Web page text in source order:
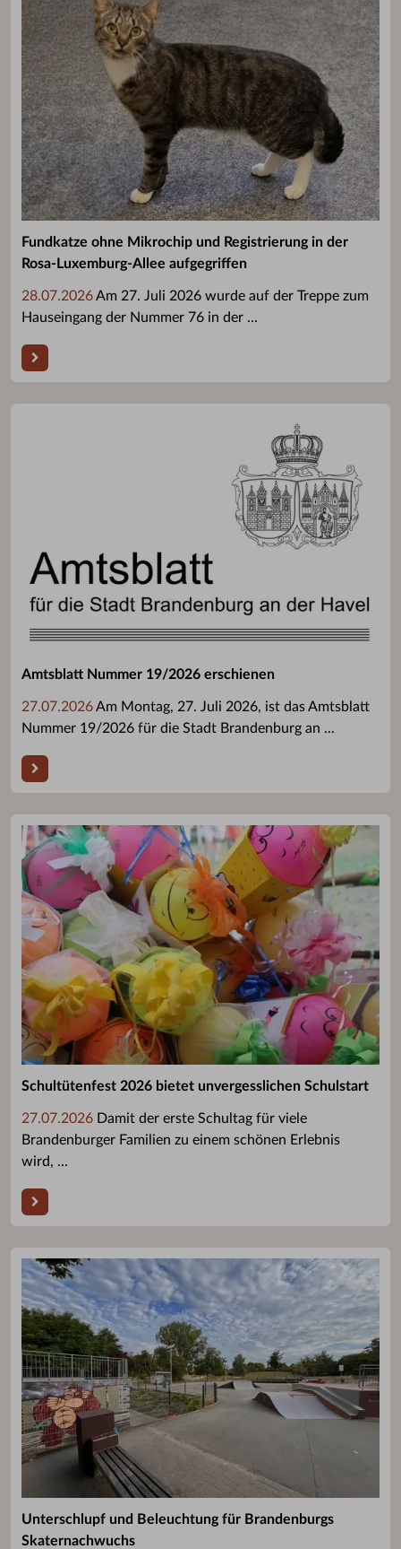
Fundkatze ohne Mikrochip und Registrierung in der
Rosa-Luxemburg-Allee aufgegriffen
28.07.2026Am 27. Juli 2026 wurde auf der Treppe zum
Hauseingang der Nummer 76 in der ...
Amtsblatt Nummer 19/2026 erschienen
27.07.2026Am Montag, 27. Juli 2026, ist das Amtsblatt
Nummer 19/2026 für die Stadt Brandenburg an ...
Schultütenfest 2026 bietet unvergesslichen Schulstart
27.07.2026 Damit der erste Schultag für viele
Brandenburger Familien zu einem schönen Erlebnis
wird, ...
Unterschlupf und Beleuchtung für Brandenburgs
Skaternachwuchs